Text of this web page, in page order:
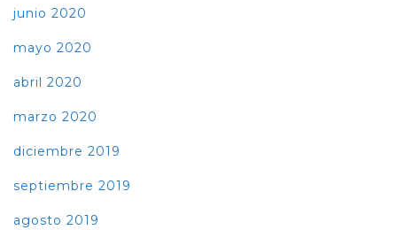
junio 2020
mayo 2020
abril 2020
marzo 2020
diciembre 2019
septiembre 2019
agosto 2019